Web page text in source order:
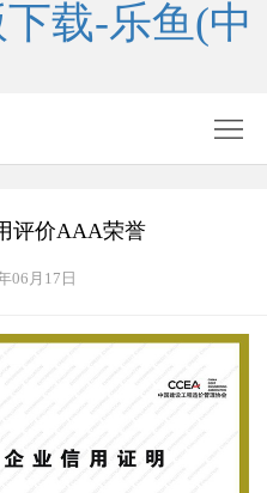
载-乐鱼(中
评价AAA荣誉
06月17日